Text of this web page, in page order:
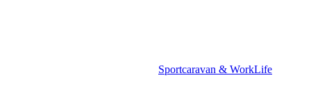
Sportcaravan & WorkLife